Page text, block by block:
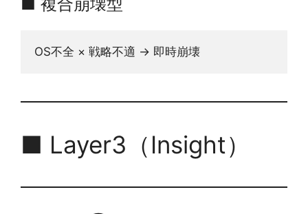
OS不全 × 戦略不適 → 即時崩壊
■ Layer3（Insight）